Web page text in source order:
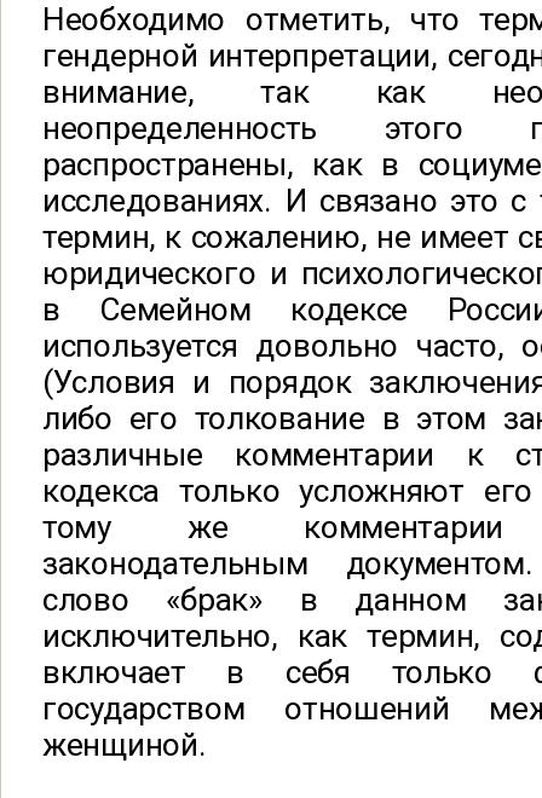
Необходимо отметить, что
гендерной интерпретации,
внимание, так как
неопределенность этого
распространены, как в
исследованиях. И связано это
термин, к сожалению, не имеет
юридического и
в Семейном кодексе
используется довольно часто,
(Условия и порядок
либо его толкование в этом
различные комментарии к
кодекса только усложняют
тому же
законодательным
слово «брак» в данном
исключительно, как термин,
включает в себя только
государством отношений
женщиной.